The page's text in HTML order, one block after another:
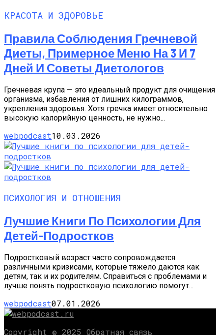
КРАСОТА И ЗДОРОВЬЕ
Правила Соблюдения Гречневой
Диеты, Примерное Меню На 3 И 7
Дней И Советы Диетологов
Гречневая крупа — это идеальный продукт для очищения
организма, избавления от лишних килограммов,
укрепления здоровья. Хотя гречка имеет относительно
высокую калорийную ценность, не нужно...
webpodcast10.03.2026
ПСИХОЛОГИЯ И ОТНОШЕНИЯ
Лучшие Книги По Психологии Для
Детей-Подростков
Подростковый возраст часто сопровождается
различными кризисами, которые тяжело даются как
детям, так и их родителям. Справиться с проблемами и
лучше понять подростковую психологию помогут...
webpodcast07.01.2026
Copyright © 2025 Обратная связь